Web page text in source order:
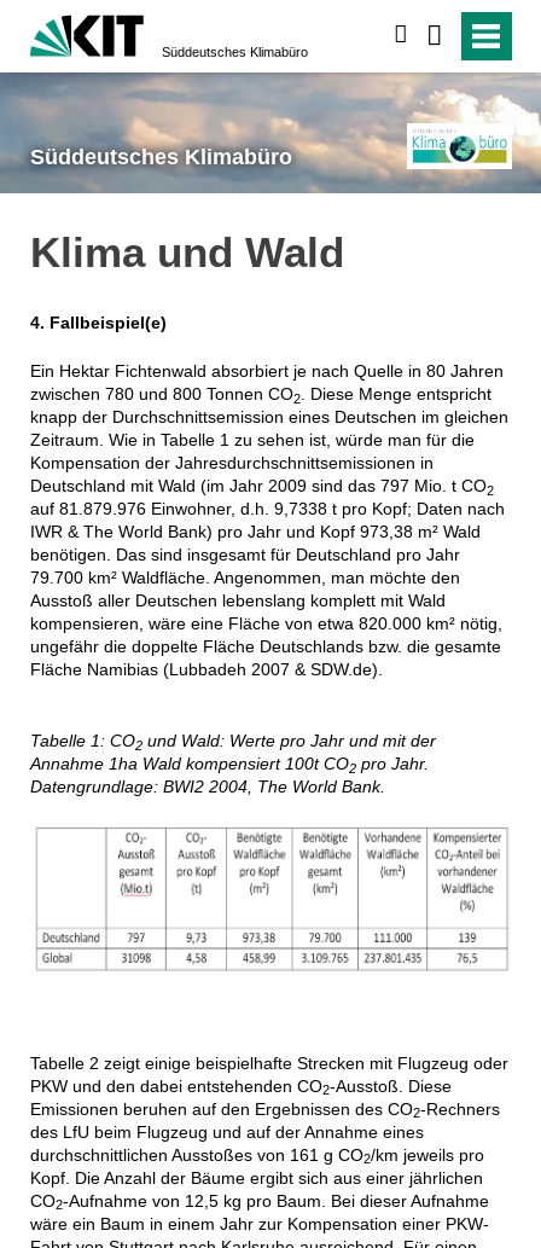
Süddeutsches Klimabüro
Süddeutsches Klimabüro
Klima und Wald
4. Fallbeispiel(e)
Ein Hektar Fichtenwald absorbiert je nach Quelle in 80 Jahren
zwischen 780 und 800 Tonnen CO2. Diese Menge entspricht
knapp der Durchschnittsemission eines Deutschen im gleichen
Zeitraum. Wie in Tabelle 1 zu sehen ist, würde man für die
Kompensation der Jahresdurchschnittsemissionen in
Deutschland mit Wald (im Jahr 2009 sind das 797 Mio. t CO2
auf 81.879.976 Einwohner, d.h. 9,7338 t pro Kopf; Daten nach
IWR & The World Bank) pro Jahr und Kopf 973,38 m² Wald
benötigen. Das sind insgesamt für Deutschland pro Jahr
79.700 km² Waldfläche. Angenommen, man möchte den
Ausstoß aller Deutschen lebenslang komplett mit Wald
kompensieren, wäre eine Fläche von etwa 820.000 km² nötig,
ungefähr die doppelte Fläche Deutschlands bzw. die gesamte
Fläche Namibias (Lubbadeh 2007 & SDW.de).
Tabelle 1: CO2und Wald: Werte pro Jahr und mit der
Annahme 1ha Wald kompensiert 100t CO2pro Jahr.
Datengrundlage: BWI2 2004, The World Bank.
Tabelle 2 zeigt einige beispielhafte Strecken mit Flugzeug oder
PKW und den dabei entstehenden CO2-Ausstoß. Diese
Emissionen beruhen auf den Ergebnissen des CO2-Rechners
des LfU beim Flugzeug und auf der Annahme eines
durchschnittlichen Ausstoßes von 161 g CO2/km jeweils pro
Kopf. Die Anzahl der Bäume ergibt sich aus einer jährlichen
CO2-Aufnahme von 12,5 kg pro Baum. Bei dieser Aufnahme
wäre ein Baum in einem Jahr zur Kompensation einer PKW-